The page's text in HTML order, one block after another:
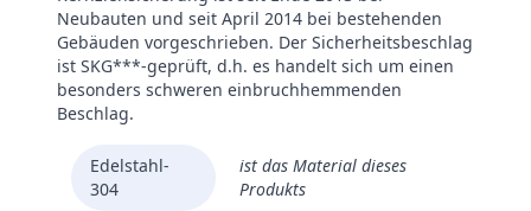
Neubauten und seit April 2014 bei bestehenden
Gebäuden vorgeschrieben. Der Sicherheitsbeschlag
ist SKG***-geprüft, d.h. es handelt sich um einen
besonders schweren einbruchhemmenden
Beschlag.
Edelstahl-
304
ist das Material dieses
Produkts